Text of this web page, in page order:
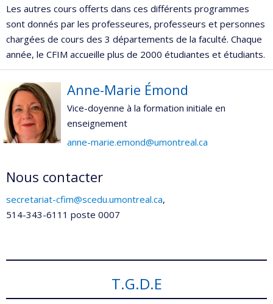
Les autres cours offerts dans ces différents programmes
sont donnés par les professeures, professeurs et personnes
chargées de cours des 3 départements de la faculté. Chaque
année, le CFIM accueille plus de 2000 étudiantes et étudiants.
Anne-Marie Émond
Vice-doyenne à la formation initiale en
enseignement
anne-marie.emond@umontreal.ca
Nous contacter
secretariat-cfim@scedu.umontreal.ca,
514-343-6111 poste 0007
T.G.D.E